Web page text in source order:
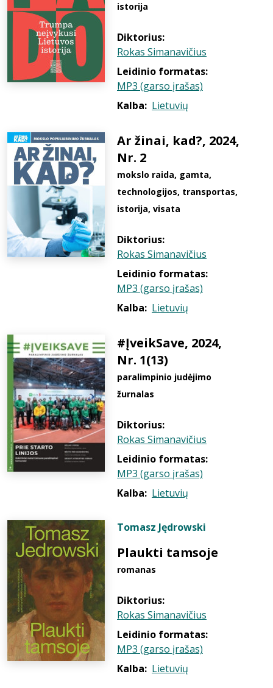
istorija
Diktorius:
Rokas Simanavičius
Leidinio formatas:
MP3 (garso įrašas)
Kalba: Lietuvių
Ar žinai, kad?, 2024,
Nr. 2
mokslo raida, gamta,
technologijos, transportas,
istorija, visata
Diktorius:
Rokas Simanavičius
Leidinio formatas:
MP3 (garso įrašas)
Kalba: Lietuvių
#ĮveikSave, 2024,
Nr. 1(13)
paralimpinio judėjimo
žurnalas
Diktorius:
Rokas Simanavičius
Leidinio formatas:
MP3 (garso įrašas)
Kalba: Lietuvių
Tomasz Jędrowski
Plaukti tamsoje
romanas
Diktorius:
Rokas Simanavičius
Leidinio formatas:
MP3 (garso įrašas)
Kalba: Lietuvių